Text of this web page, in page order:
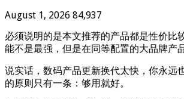
August 1, 2026 84,937
必须说明的是本文推荐的产品都是性价比
能不是最强，但是在同等配置的大品牌产
说实话，数码产品更新换代太快，你永远
的原则只有一条：够用就好。